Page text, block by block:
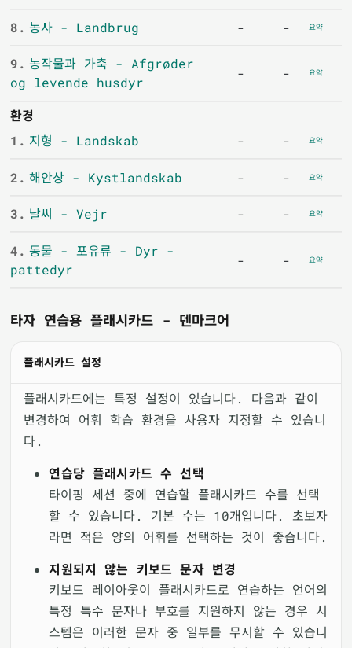
8. 농사 - Landbrug - - 요약
9. 농작물과 가축 - Afgrøder
og levende husdyr
- - 요약
환경
1. 지형 - Landskab - - 요약
2. 해안상 - Kystlandskab - - 요약
3. 날씨 - Vejr - - 요약
4. 동물 - 포유류 - Dyr -
pattedyr
- - 요약
타자 연습용 플래시카드 - 덴마크어
플래시카드 설정
플래시카드에는 특정 설정이 있습니다. 다음과 같이
변경하여 어휘 학습 환경을 사용자 지정할 수 있습니
다.
연습당 플래시카드 수 선택
타이핑 세션 중에 연습할 플래시카드 수를 선택
할 수 있습니다. 기본 수는 10개입니다. 초보자
라면 적은 양의 어휘를 선택하는 것이 좋습니다.
지원되지 않는 키보드 문자 변경
키보드 레이아웃이 플래시카드로 연습하는 언어의
특정 특수 문자나 부호를 지원하지 않는 경우 시
스템은 이러한 문자 중 일부를 무시할 수 있습니